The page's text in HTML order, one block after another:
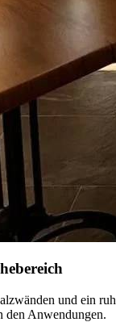
und ein
den Anwendungen.